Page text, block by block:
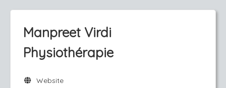
Manpreet Virdi
Physiothérapie
Website